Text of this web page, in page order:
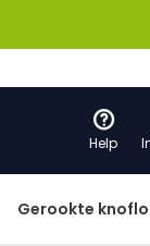
Help
Gerookte